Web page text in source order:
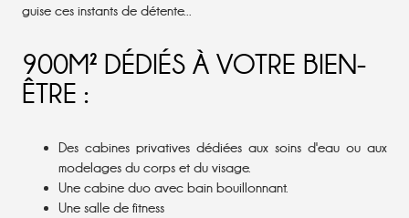
guise ces instants de détente...
900M² DÉDIÉS À VOTRE BIEN-
ÊTRE :
Des cabines privatives dédiées aux soins d'eau ou aux
modelages du corps et du visage.
Une cabine duo avec bain bouillonnant.
Une salle de fitness